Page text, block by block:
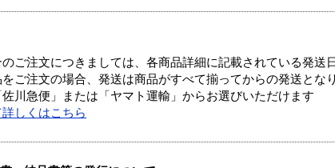
ご注文につきましては、各商品詳細に記載されている発送
ご注文の場合、発送は商品がすべて揃ってからの発送とな
川急便」または「ヤマト運輸」からお選びいただけます
しくはこちら